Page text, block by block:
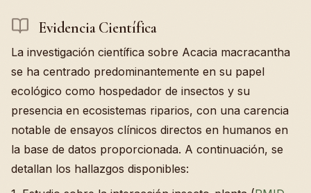
Evidencia Científica
La investigación científica sobre Acacia macracantha
se ha centrado predominantemente en su papel
ecológico como hospedador de insectos y su
presencia en ecosistemas riparios, con una carencia
notable de ensayos clínicos directos en humanos en
la base de datos proporcionada. A continuación, se
detallan los hallazgos disponibles: